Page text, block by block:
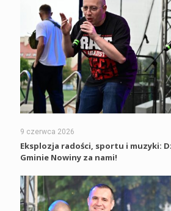
9 czerwca 2026
Eksplozja radości, sportu i muzyki:
Gminie Nowiny za nami!